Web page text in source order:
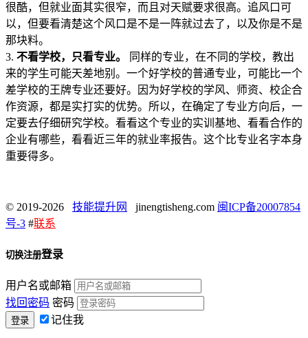
很酷，但就业面其实很窄，而且对天赋要求很高。追风口可
以，但要看清楚这个风口是不是一阵就过去了，以及你是不是
那块料。
3. 不看学校，只看专业。
同样的专业，在不同的学校，教出
来的学生可能天差地别。一个好学校的普通专业，可能比一个
差学校的王牌专业还要好。因为好学校的学风、师资、校企合
作资源，都是实打实的优势。所以，在确定了专业方向后，一
定要去仔细研究学校。看看这个专业的实训基地、看看合作的
企业有哪些，看看近三年的就业率报告。这个比专业名字本身
重要得多。
© 2019-2026 技能提升网 jinengtisheng.com 闽ICP备20007854
号-3 #联系
切换注册登录
用户名或邮箱
找回密码 密码
记住我